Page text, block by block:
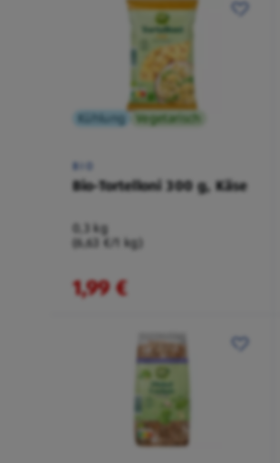
Kühlung Vegetarisch
BIO
Bio-Tortelloni 300 g, Käse
0,3 kg
(6,63 €/1 kg)
1,99 €